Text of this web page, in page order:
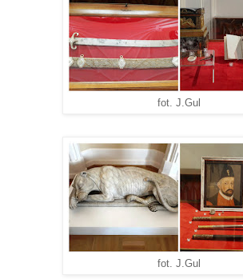
fot. J.Gul
fot. J.Gul